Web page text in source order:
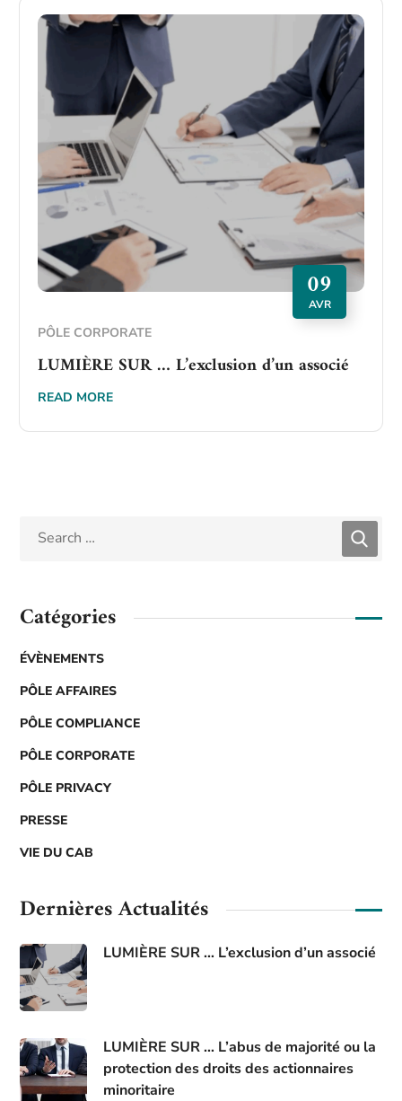
09
AVR
PÔLE CORPORATE
LUMIÈRE SUR … L’exclusion d’un associé
READ MORE
Catégories
ÉVÈNEMENTS
PÔLE AFFAIRES
PÔLE COMPLIANCE
PÔLE CORPORATE
PÔLE PRIVACY
PRESSE
VIE DU CAB
Dernières Actualités
LUMIÈRE SUR … L’exclusion d’un associé
LUMIÈRE SUR … L’abus de majorité ou la
protection des droits des actionnaires
minoritaire